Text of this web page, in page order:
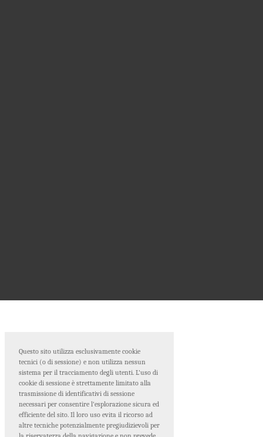
Questo sito utilizza esclusivamente cookie
tecnici (o di sessione) e non utilizza nessun
sistema per il tracciamento degli utenti. L'uso di
cookie di sessione è strettamente limitato alla
trasmissione di identificativi di sessione
necessari per consentire l'esplorazione sicura ed
efficiente del sito. Il loro uso evita il ricorso ad
altre tecniche potenzialmente pregiudizievoli per